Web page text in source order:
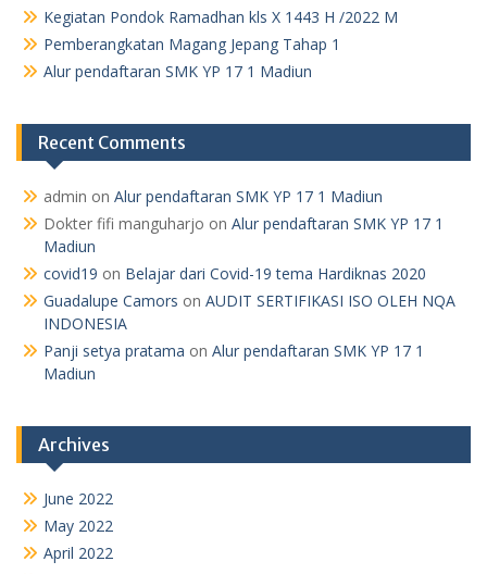
Kegiatan Pondok Ramadhan kls X 1443 H /2022 M
Pemberangkatan Magang Jepang Tahap 1
Alur pendaftaran SMK YP 17 1 Madiun
Recent Comments
admin on Alur pendaftaran SMK YP 17 1 Madiun
Dokter fifi manguharjo on Alur pendaftaran SMK YP 17 1
Madiun
covid19 on Belajar dari Covid-19 tema Hardiknas 2020
Guadalupe Camors on AUDIT SERTIFIKASI ISO OLEH NQA
INDONESIA
Panji setya pratama on Alur pendaftaran SMK YP 17 1
Madiun
Archives
June 2022
May 2022
April 2022